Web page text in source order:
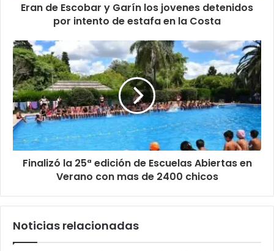
Eran de Escobar y Garín los jovenes detenidos
por intento de estafa en la Costa
Finalizó la 25ª edición de Escuelas Abiertas en
Verano con mas de 2400 chicos
Noticias relacionadas